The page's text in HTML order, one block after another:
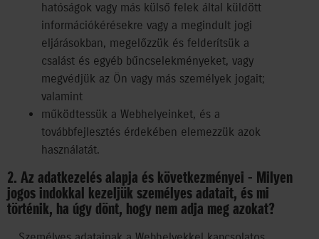
hatóságok vagy más külső felek által küldött
információkérésekre vagy a megindult jogi
eljárásokban, megelőzzük és felderítsük a
csalást és egyéb bűncselekményeket, vagy
megvédjük az Ön vagy más személyek jogait;
valamint
működtessük a Webhelyeinket, és a
továbbfejlesztés érdekében elemezzük azok
használatát.
2. Az adatkezelés alapja és következményei - Milyen
jogos indokkal kezeljük személyes adatait, és mi
történik, ha úgy dönt, hogy nem adja meg azokat?